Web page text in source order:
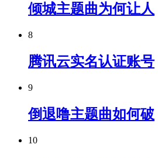
倾城主题曲为何让人
8
腾讯云实名认证账号
9
倒退噜主题曲如何破
10